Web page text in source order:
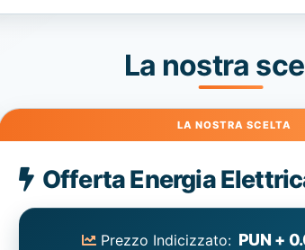
La nostra
Energia
Elettrica
consigliata
Offerta Energia
Prezzo Indicizzato: PUN +